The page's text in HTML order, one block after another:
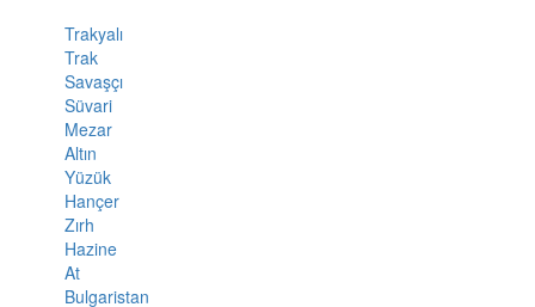
Trakyalı
Trak
Savaşçı
Süvari
Mezar
Altın
Yüzük
Hançer
Zırh
Hazine
At
Bulgaristan